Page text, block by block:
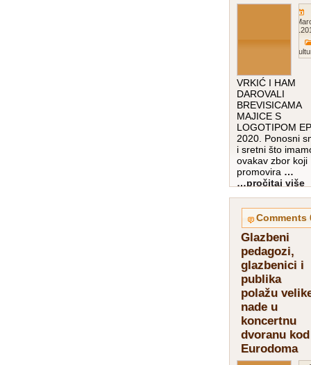
VRKIĆ I HAM
DAROVALI
BREVISICAMA
MAJICE S
LOGOTIPOM
2020. Ponosni
i sretni što
ovakav zbor koji
promovira …
pročitaj više…
0
Glazbeni
pedagozi,
glazbenici i
publika
polažu
nade u
koncertnu
dvoranu kod
Eurodoma